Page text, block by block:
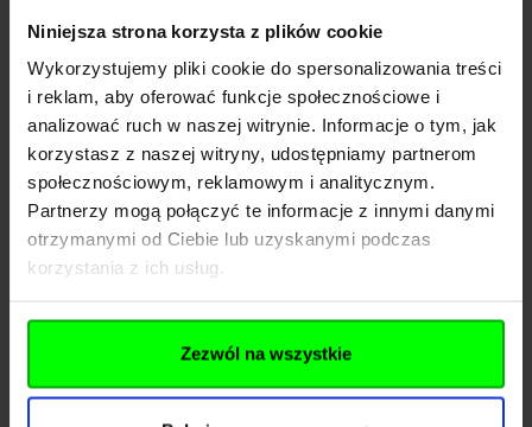
Niniejsza strona korzysta z plików cookie
Wykorzystujemy pliki cookie do spersonalizowania treści
i reklam, aby oferować funkcje społecznościowe i
analizować ruch w naszej witrynie. Informacje o tym, jak
korzystasz z naszej witryny, udostępniamy partnerom
społecznościowym, reklamowym i analitycznym.
Partnerzy mogą połączyć te informacje z innymi danymi
otrzymanymi od Ciebie lub uzyskanymi podczas
korzystania z ich usług.
Zezwól na wszystkie
Producenci
Blog